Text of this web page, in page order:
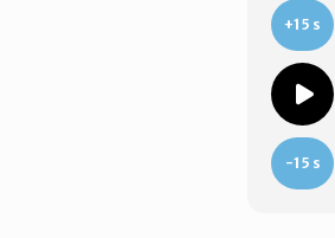
+15 s
-15 s